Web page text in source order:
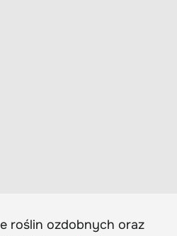
roślin ozdobnych oraz